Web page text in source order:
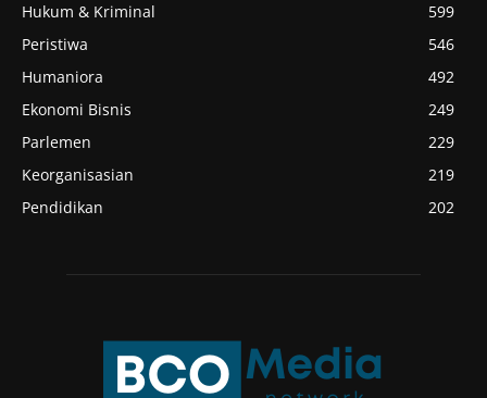
Hukum & Kriminal
599
Peristiwa
546
Humaniora
492
Ekonomi Bisnis
249
Parlemen
229
Keorganisasian
219
Pendidikan
202